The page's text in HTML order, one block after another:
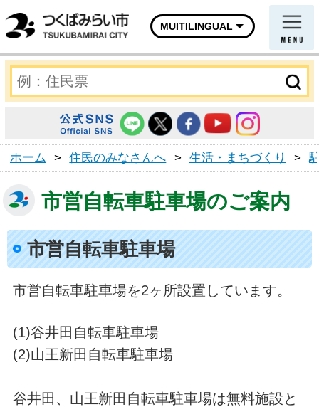
MUITILINGUAL
ホーム > 住民のみなさんへ > 生活・まちづくり >
市営自転車駐車場のご案内
市営自転車駐車場
市営自転車駐車場を2ヶ所設置しています。
(1)谷井田自転車駐車場
(2)山王新田自転車駐車場
谷井田、山王新田自転車駐車場は無料施設と